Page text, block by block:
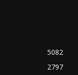
5082
2797